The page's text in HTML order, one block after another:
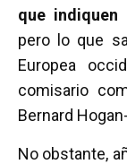
que indiquen
pero lo que
Europea
comisario
Bernard
No obstante,